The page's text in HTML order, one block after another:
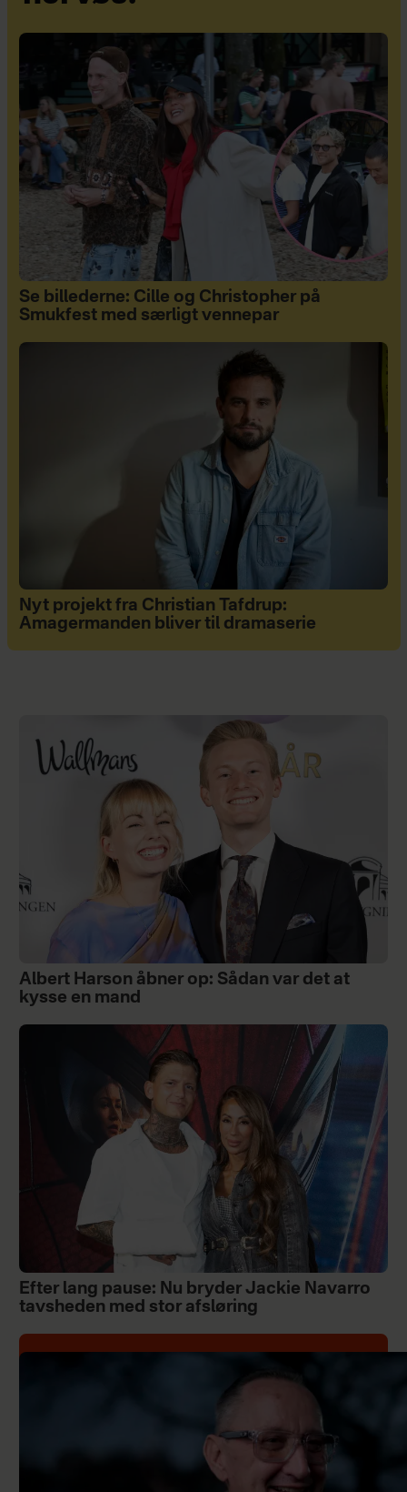
Se billederne: Cille og Christopher på
Smukfest med særligt vennepar
Nyt projekt fra Christian Tafdrup:
Amagermanden bliver til dramaserie
Albert Harson åbner op: Sådan var det at
kysse en mand
Efter lang pause: Nu bryder Jackie Navarro
tavsheden med stor afsløring